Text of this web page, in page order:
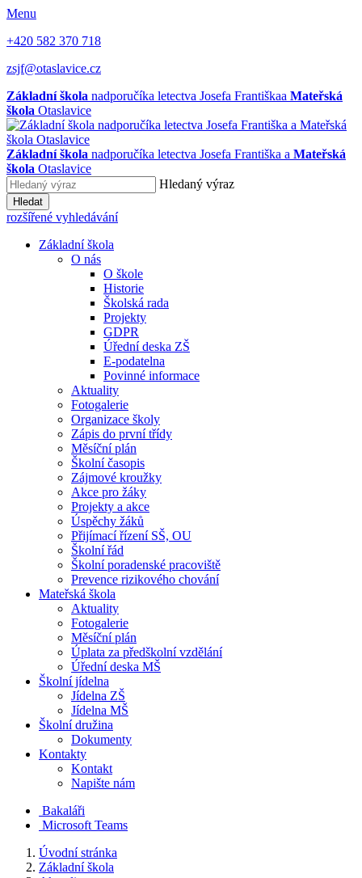
Menu
+420 582 370 718
zsjf@otaslavice.cz
Základní škola nadporučíka letectva Josefa Františkaa Mateřská
škola Otaslavice
Základní škola nadporučíka letectva Josefa Františka a Mateřská
škola Otaslavice
Hledaný výraz
Hledat
rozšířené vyhledávání
Základní škola
O nás
O škole
Historie
Školská rada
Projekty
GDPR
Úřední deska ZŠ
E-podatelna
Povinné informace
Aktuality
Fotogalerie
Organizace školy
Zápis do první třídy
Měsíční plán
Školní časopis
Zájmové kroužky
Akce pro žáky
Projekty a akce
Úspěchy žáků
Přijímací řízení SŠ, OU
Školní řád
Školní poradenské pracoviště
Prevence rizikového chování
Mateřská škola
Aktuality
Fotogalerie
Měsíční plán
Úplata za předškolní vzdělání
Úřední deska MŠ
Školní jídelna
Jídelna ZŠ
Jídelna MŠ
Školní družina
Dokumenty
Kontakty
Kontakt
Napište nám
Bakaláři
Microsoft Teams
Úvodní stránka
Základní škola